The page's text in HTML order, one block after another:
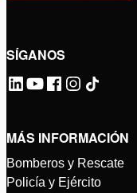
SÍGANOS
MÁS INFORMACIÓN
Bomberos y Rescate
Policía y Ejército